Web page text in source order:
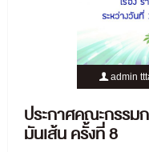
admin
ประกาศคณะกรรม
มันเส้น ครั้งที่ 8